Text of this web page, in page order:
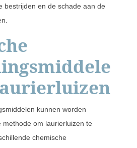
bestrijden en de schade aan de
kunnen worden
methode om laurierluizen te
chemische